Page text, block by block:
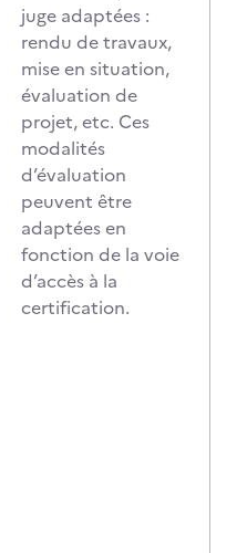
juge adaptées :
rendu de travaux,
mise en situation,
évaluation de
projet, etc. Ces
modalités
d’évaluation
peuvent être
adaptées en
fonction de la voie
d’accès à la
certification.